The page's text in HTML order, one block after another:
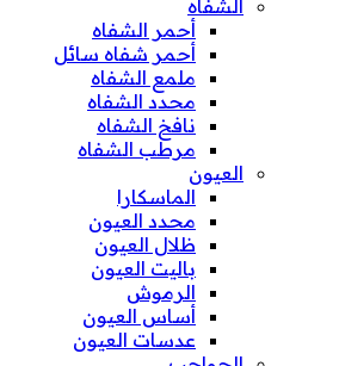
الشفاه
أحمر الشفاه
أحمر شفاه سائل
ملمع الشفاه
محدد الشفاه
نافخ الشفاه
مرطب الشفاه
العيون
الماسكارا
محدد العيون
ظلال العيون
باليت العيون
الرموش
أساس العيون
عدسات العيون